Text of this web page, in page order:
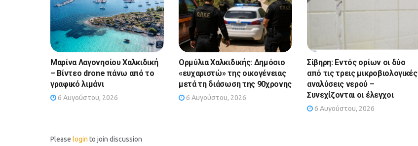
Μαρίνα Λαγονησίου Χαλκιδική
– Βίντεο drone πάνω από το
γραφικό λιμάνι
6 Αυγούστου, 2026
Ορμύλια Χαλκιδικής: Δημόσιο
«ευχαριστώ» της οικογένειας
μετά τη διάσωση της 90χρονης
6 Αυγούστου, 2026
Σίβηρη: Εντός ορίων οι δύο
από τις τρεις μικροβιολογικές
αναλύσεις νερού –
Συνεχίζονται οι έλεγχοι
6 Αυγούστου, 2026
Please login to join discussion